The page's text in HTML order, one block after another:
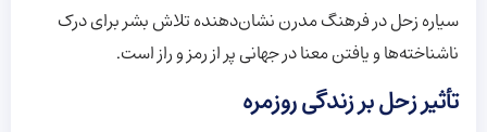
سیاره زحل در فرهنگ مدرن نشان‌دهنده تلاش بشر برای درک
ناشناخته‌ها و یافتن معنا در جهانی پر از رمز و راز است.
تأثیر زحل بر زندگی روزمره